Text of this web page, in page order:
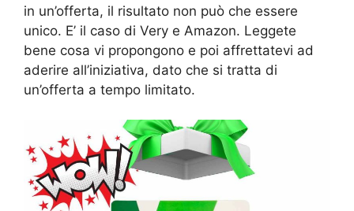
in un’offerta, il risultato non può che essere
unico. E’ il caso di Very e Amazon. Leggete
bene cosa vi propongono e poi affrettatevi ad
aderire all’iniziativa, dato che si tratta di
un’offerta a tempo limitato.